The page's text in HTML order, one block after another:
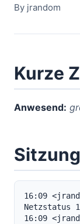
By jrandom
Kurze
Anwesend:
16:09
Netzstatus
16:09